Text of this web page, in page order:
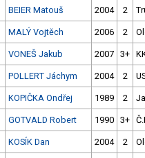
BEIER Matouš 2004 2
MALÝ Vojtěch 2006 2
VONEŠ Jakub 2007 3+
POLLERT Jáchym 2004 2
KOPIČKA Ondřej 1989 2
GOTVALD Robert 1990 3+
KOSÍK Dan 2004 2